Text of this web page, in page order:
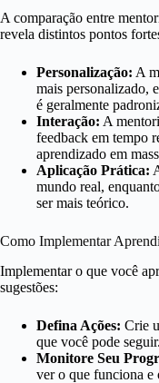
A comparação entre
revela distintos pontos
Personalização: A
mais personalizado,
é geralmente
Interação: A
feedback em tempo
aprendizado em
Aplicação Prática:
mundo real,
ser mais teórico.
Como Implementar
Implementar o que você
sugestões:
Defina Ações: Crie
que você pode seguir.
Monitore Seu
ver o que funciona e